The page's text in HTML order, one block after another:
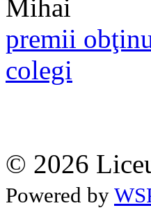
premii
colegi
© 2026
Powered by